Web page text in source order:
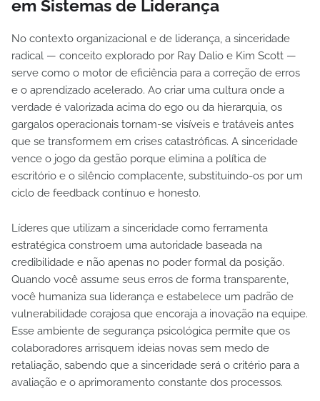
em Sistemas de Liderança
No contexto organizacional e de liderança, a sinceridade
radical — conceito explorado por Ray Dalio e Kim Scott —
serve como o motor de eficiência para a correção de erros
e o aprendizado acelerado. Ao criar uma cultura onde a
verdade é valorizada acima do ego ou da hierarquia, os
gargalos operacionais tornam-se visíveis e tratáveis antes
que se transformem em crises catastróficas. A sinceridade
vence o jogo da gestão porque elimina a política de
escritório e o silêncio complacente, substituindo-os por um
ciclo de feedback contínuo e honesto.
Líderes que utilizam a sinceridade como ferramenta
estratégica constroem uma autoridade baseada na
credibilidade e não apenas no poder formal da posição.
Quando você assume seus erros de forma transparente,
você humaniza sua liderança e estabelece um padrão de
vulnerabilidade corajosa que encoraja a inovação na equipe.
Esse ambiente de segurança psicológica permite que os
colaboradores arrisquem ideias novas sem medo de
retaliação, sabendo que a sinceridade será o critério para a
avaliação e o aprimoramento constante dos processos.